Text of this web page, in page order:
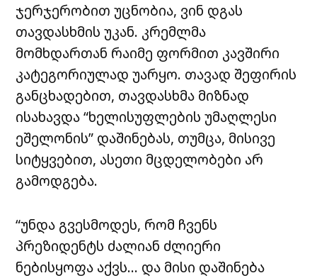
ჯერჯერობით უცნობია, ვინ დგას
თავდასხმის უკან. კრემლმა
მომხდართან რაიმე ფორმით კავშირი
კატეგორიულად უარყო. თავად შეფირის
განცხადებით, თავდასხმა მიზნად
ისახავდა “ხელისუფლების უმაღლესი
ეშელონის” დაშინებას, თუმცა, მისივე
სიტყვებით, ასეთი მცდელობები არ
გამოდგება.
“უნდა გვესმოდეს, რომ ჩვენს
პრეზიდენტს ძალიან ძლიერი
ნებისყოფა აქვს… და მისი დაშინება